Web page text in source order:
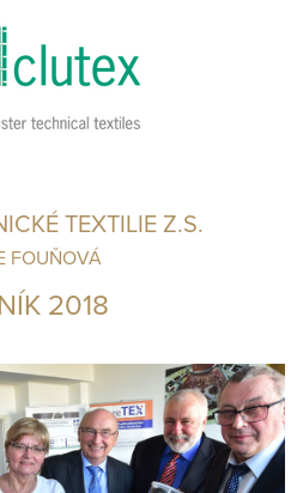
TEXTILIE Z.S.
FOUŇOVÁ
2018